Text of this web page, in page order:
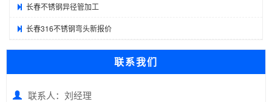
长春不锈钢异径管加工
长春316不锈钢弯头新报价
联系我们
联系人：刘经理